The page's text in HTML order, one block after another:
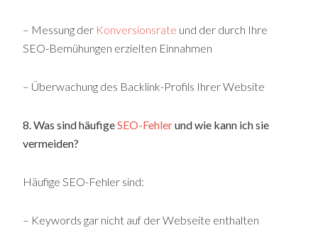
– Messung der Konversionsrate und der durch Ihre
SEO-Bemühungen erzielten Einnahmen
– Überwachung des Backlink-Profils Ihrer Website
8. Was sind häufigeSEO-Fehlerund wie kann ich sie
vermeiden?
Häufige SEO-Fehler sind:
– Keywords gar nicht auf der Webseite enthalten